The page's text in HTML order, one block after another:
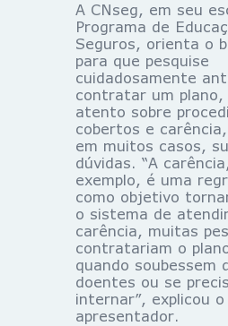
A CNseg, em seu
Programa de
Seguros, orienta o
para que pesquise
cuidadosamente
contratar um plano,
atento sobre
cobertos e
em muitos casos,
dúvidas. “A
exemplo, é uma
como objetivo
o sistema de
carência, muitas
contratariam o
quando soubessem
doentes ou se
internar”, explicou o
apresentador.